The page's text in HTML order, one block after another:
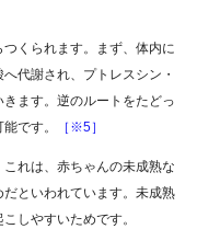
くられます。まず、体内に
代謝され、プトレスシン・
ます。逆のルートをたどっ
です。
［※5］
れは、赤ちゃんの未成熟な
といわれています。未成熟
しやすいためです。